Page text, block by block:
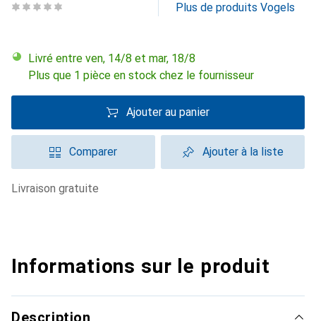
Plus de produits Vogels
Livré entre ven, 14/8 et mar, 18/8
Plus que 1 pièce en stock chez le fournisseur
Ajouter au panier
Comparer Ajouter à la liste
livraison gratuite
Informations sur le produit
Description